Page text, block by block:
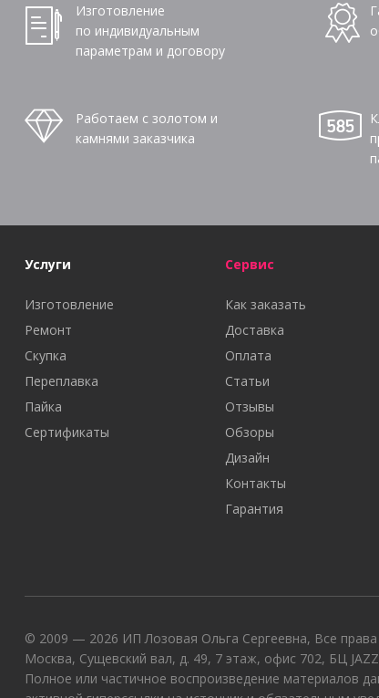
Изготовление
по индивидуальным
параметрам и договору
Работаем с золотом и
камнями заказчика
Услуги
Изготовление
Ремонт
Скупка
Переплавка
Пайка
Сертификаты
Сервис
Как заказать
Доставка
Оплата
Статьи
Отзывы
Обзоры
Дизайн
Контакты
Гарантия
© 2009 — 2026 ИП Лозовая Ольга Сергеевна, Все
Москва, Сущевский вал, д. 49, 7 этаж, офис 702, БЦ JAZZ
Полное или частичное воспроизведение материалов